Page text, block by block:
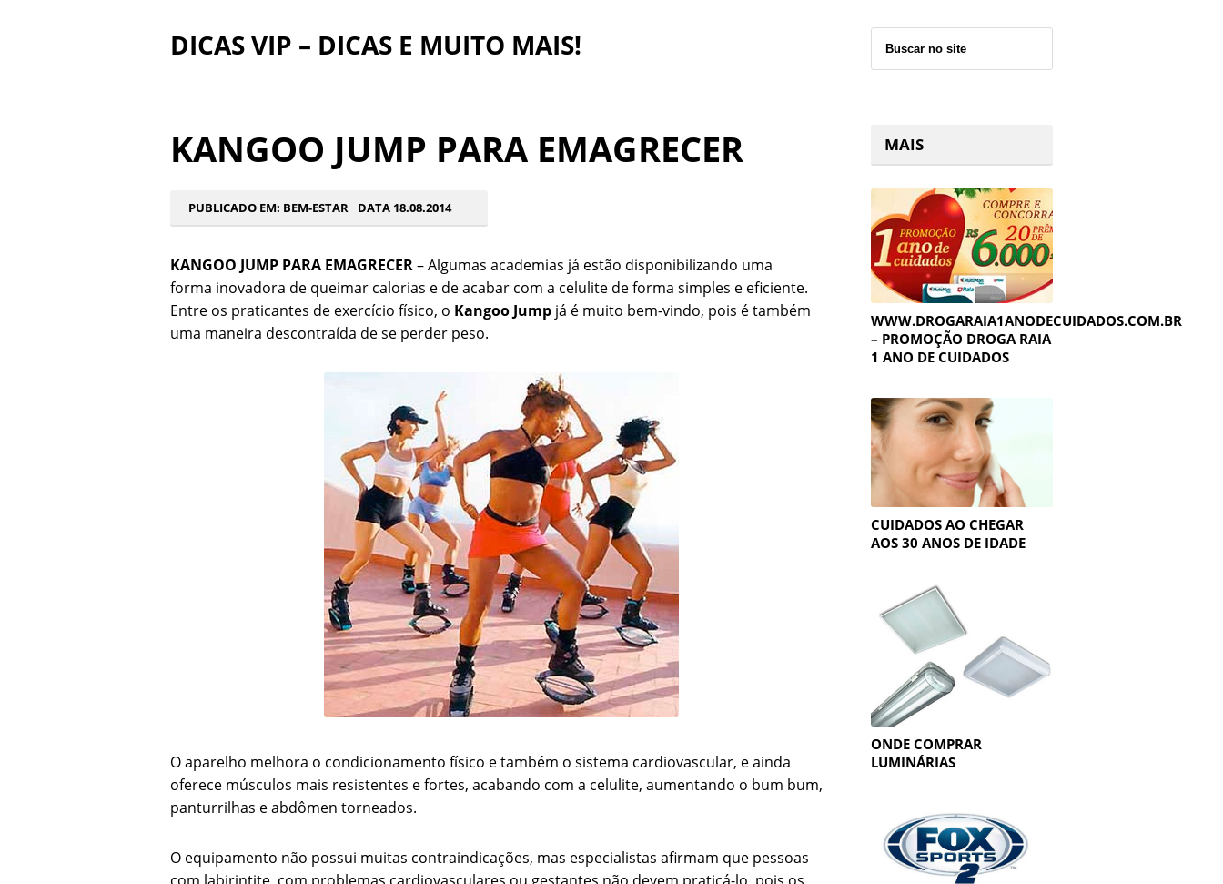
DICAS VIP – DICAS E MUITO MAIS!
KANGOO JUMP PARA EMAGRECER
PUBLICADO EM: BEM-ESTAR DATA 18.08.2014
KANGOO JUMP PARA EMAGRECER– Algumas academias já estão disponibilizando uma
forma inovadora de queimar calorias e de acabar com a celulite de forma simples e eficiente.
Entre os praticantes de exercício físico, o Kangoo Jump já é muito bem-vindo, pois é também
uma maneira descontraída de se perder peso.
O aparelho melhora o condicionamento físico e também o sistema cardiovascular, e ainda
oferece músculos mais resistentes e fortes, acabando com a celulite, aumentando o bum bum,
panturrilhas e abdômen torneados.
O equipamento não possui muitas contraindicações, mas especialistas afirmam que pessoas
MAIS
WWW.DROGARAIA1ANODECUIDADOS.COM.BR
– PROMOÇÃO DROGA RAIA
1 ANO DE CUIDADOS
CUIDADOS AO CHEGAR
AOS 30 ANOS DE IDADE
ONDE COMPRAR
LUMINÁRIAS